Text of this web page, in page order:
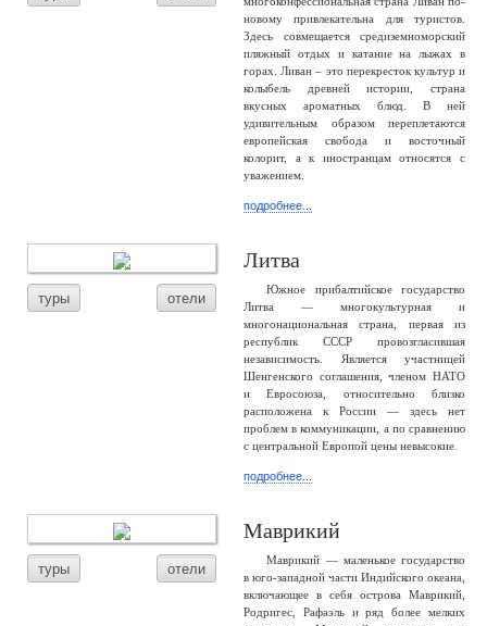
новому привлекательна для туристов.
Здесь совмещается средиземноморский
пляжный отдых и катание на лыжах в
горах. Ливан – это перекресток культур и
колыбель древней истории, страна
вкусных ароматных блюд. В ней
удивительным образом переплетаются
европейская свобода и восточный
колорит, а к иностранцам относятся с
уважением.
подробнее...
туры отели
Литва
Южное прибалтийское государство
Литва — многокультурная и
многонациональная страна, первая из
республик СССР провозгласившая
независимость. Является участницей
Шенгенского соглашения, членом НАТО
и Евросоюза, относительно близко
расположена к России — здесь нет
проблем в коммуникации, а по сравнению
с центральной Европой цены невысокие.
подробнее...
туры отели
Маврикий
Маврикий — маленькое государство
в юго-западной части Индийского океана,
включающее в себя острова Маврикий,
Родригес, Рафаэль и ряд более мелких